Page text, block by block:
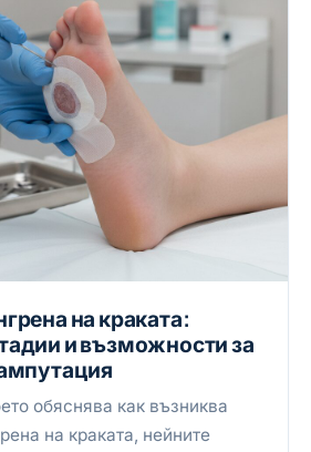
на краката:
и възможности за
обяснява как възниква
на краката, нейните